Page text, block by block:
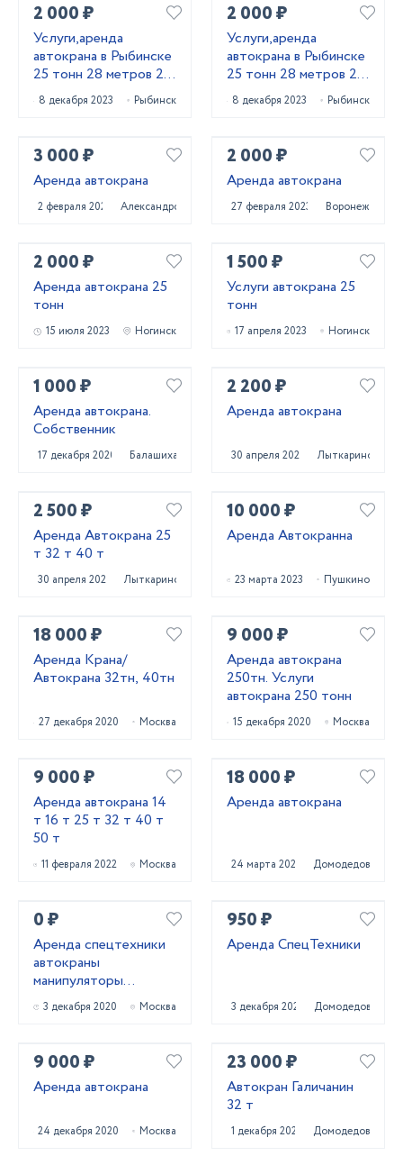
2 000 ₽
Услуги,аренда
автокрана в Рыбинске
25 тонн 28 метров 22
метра
8 декабря 2023 Рыбинск
2 000 ₽
Услуги,аренда
автокрана в Рыбинске
25 тонн 28 метров 22
метра
8 декабря 2023 Рыбинск
3 000 ₽
Аренда автокрана
2 февраля 2025 Александров
2 000 ₽
Аренда автокрана
27 февраля 2023 Воронеж
2 000 ₽
Аренда автокрана 25
тонн
15 июля 2023 Ногинск
1 500 ₽
Услуги автокрана 25
тонн
17 апреля 2023 Ногинск
1 000 ₽
Аренда автокрана.
Собственник
17 декабря 2020 Балашиха
2 200 ₽
Аренда автокрана
30 апреля 2023 Лыткарино
2 500 ₽
Аренда Автокрана 25
т 32 т 40 т
30 апреля 2023 Лыткарино
10 000 ₽
Аренда Автокранна
23 марта 2023 Пушкино
18 000 ₽
Аренда Крана/
Автокрана 32тн, 40тн
27 декабря 2020 Москва
9 000 ₽
Аренда автокрана
250тн. Услуги
автокрана 250 тонн
15 декабря 2020 Москва
9 000 ₽
Аренда автокрана 14
т 16 т 25 т 32 т 40 т
50 т
11 февраля 2022 Москва
18 000 ₽
Аренда автокрана
24 марта 2023 Домодедово
0 ₽
Аренда спецтехники
автокраны
манипуляторы
автовышки
3 декабря 2020 Москва
950 ₽
Аренда СпецТехники
3 декабря 2020 Домодедово
9 000 ₽
Аренда автокрана
24 декабря 2020 Москва
23 000 ₽
Автокран Галичанин
32 т
1 декабря 2023 Домодедово